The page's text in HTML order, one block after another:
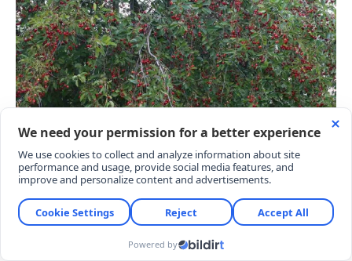
“BU İŞİ YAPMAK İSTEYENLERE KESİNLİKLE
TAVSİYE EDERİM”
Tokat merkeze bağlı Ortaören Köyü’nde 25 senedir
üretim yapan Salih Menevşe, Tarım ve Orman
tavsiyesi üzerine 25 yıl evvel vişne yetiştirmeye